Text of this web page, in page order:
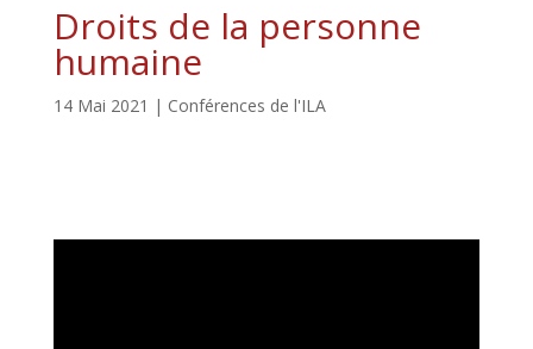
Droits de la personne
humaine
14 Mai 2021 | Conférences de l'ILA